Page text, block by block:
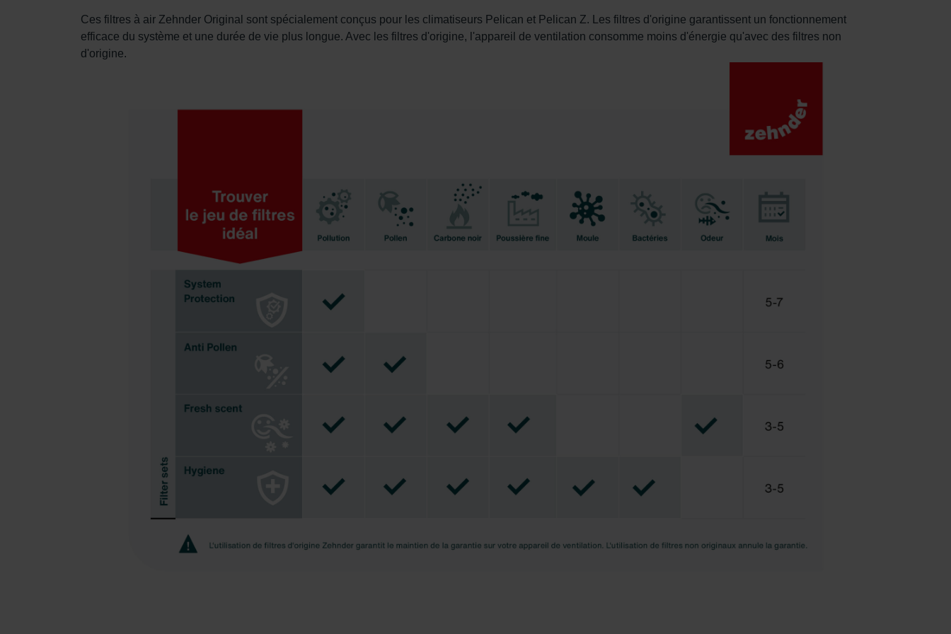
Zehnder Group Sales International: Privacy Policy
Zehnder Group Schweiz AG: Datenschutz
Ces filtres à air Zehnder Original sont spécialement conçus pour les climatiseurs Pelican et Pelican Z. Les filtres d'origine garantissent un fonctionnement
efficace du système et une durée de vie plus longue. Avec les filtres d'origine, l'appareil de ventilation consomme moins d'énergie qu'avec des filtres non
d'origine.